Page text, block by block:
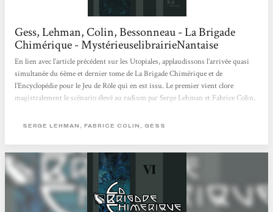
Gess, Lehman, Colin, Bessonneau - La Brigade
Chimérique - MystérieuselibrairieNantaise
En lien avec l’article précédent sur les Utopiales, applaudissons l’arrivée quasi
simultanée du 6ème et dernier tome de La Brigade Chimérique et de
l’Encyclopédie pour le Jeu de Rôle qui en est issu. Le premier vient clore
magistralement le scénario élevé au radium par Serge Lehman et Fabrice Colin,
publié aux éditions L’Atalante. Pour ceux qui auraient eu la malchance de
SERGE LEHMAN, FABRICE COLIN, GESS